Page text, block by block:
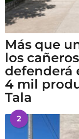
Más que
los
defenderá
4 mil
Tala
2